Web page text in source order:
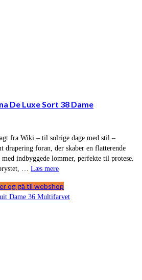
De Luxe Sort 38 Dame
fra Wiki – til solrige dage med stil –
drapering foran, der skaber en flatterende
indbyggede lommer, perfekte til protese.
… Læs mere
og gå til webshop